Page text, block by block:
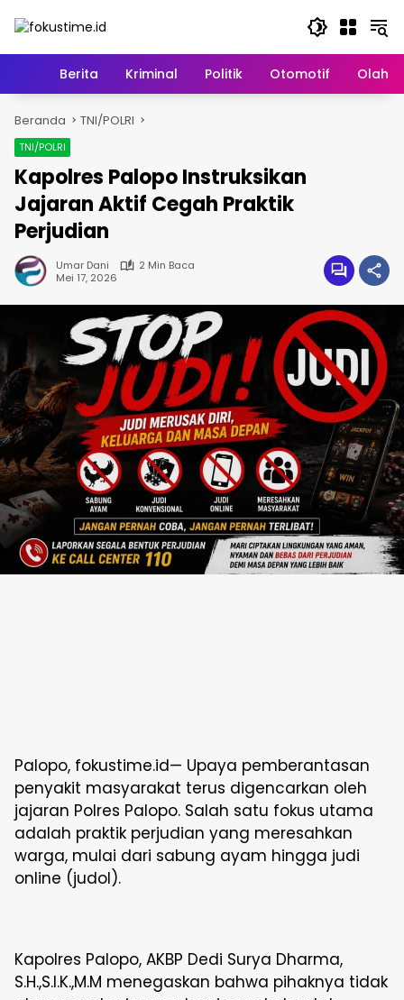
HomeBerita Kriminal Politik Otomotif
Beranda TNI/POLRI
TNI/POLRI
Kapolres Palopo Instruksikan
Jajaran Aktif Cegah Praktik
Perjudian
Umar Dani
2 Min Baca
Mei 17, 2026
Palopo, fokustime.id— Upaya pemberantasan
penyakit masyarakat terus digencarkan oleh
jajaran Polres Palopo. Salah satu fokus utama
adalah praktik perjudian yang meresahkan
warga, mulai dari sabung ayam hingga judi
online (judol).
Kapolres Palopo, AKBP Dedi Surya Dharma,
S.H.,S.I.K.,M.M menegaskan bahwa pihaknya tidak